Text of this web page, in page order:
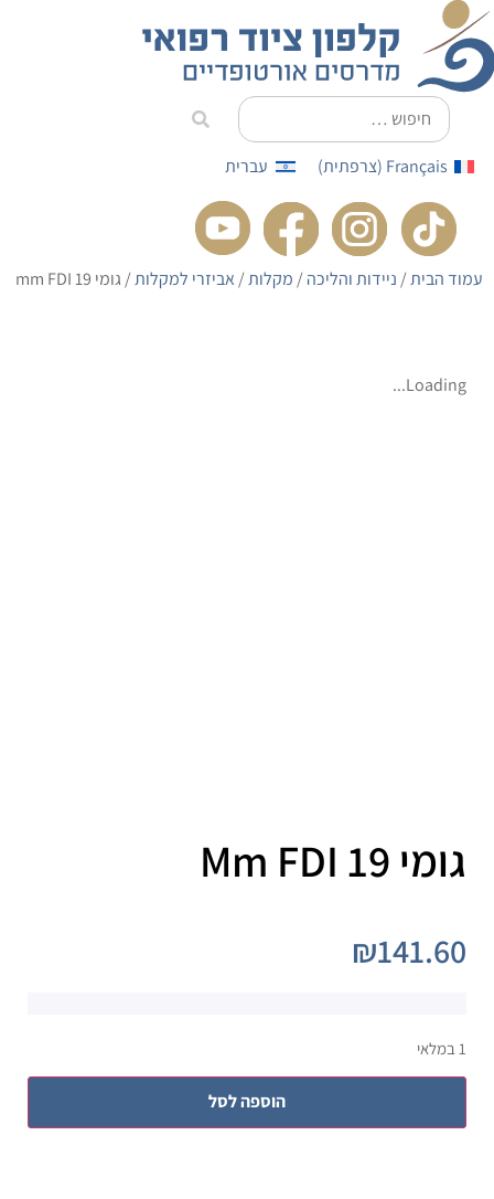
לתוכן
Français
(צרפתית) עברית
עמוד הבית/ ניידות והליכה/ מקלות/ אביזרי למקלות/ גומי 19 mm FDI
Loading...
גומי 19 Mm FDI
₪141.60
1 במלאי
הוספה לסל